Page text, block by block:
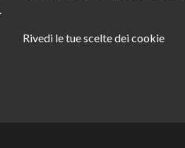
Rivedi le tue scelte dei cookie